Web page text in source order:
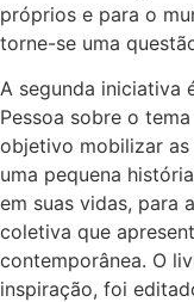
próprios e para o
torne-se uma
A segunda iniciativa
Pessoa sobre o
objetivo mobilizar as
uma pequena
em suas vidas, para
coletiva que
contemporânea. O
inspiração, foi